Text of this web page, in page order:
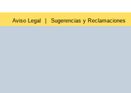
Aviso Legal Sugerencias y Reclamaciones